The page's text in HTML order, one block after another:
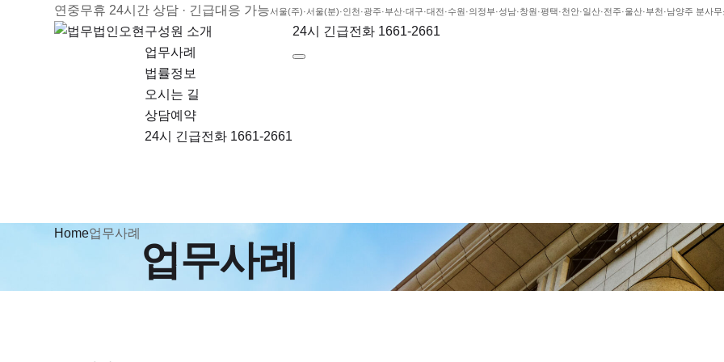
연중무휴 24시간 상담 · 긴급대응 가능서울(주)·서울(분)·인천·광주·부산·대구·대전·수원·의정부·성남·창원·평택·천안·일산·전주·울산·부천·남양주 분사
구성원 소개
업무사례
법률정보
오시는 길
상담예약
24시 긴급전화 1661-2661
24시 긴급전화 1661-2661
Home업무사례
업무사례